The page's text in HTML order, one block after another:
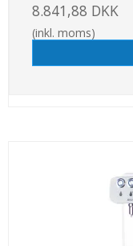
8.841,88 DKK
(inkl. moms)